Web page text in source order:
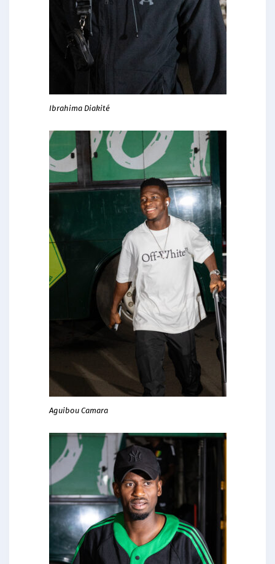
Ibrahima Diakité
Aguibou Camara